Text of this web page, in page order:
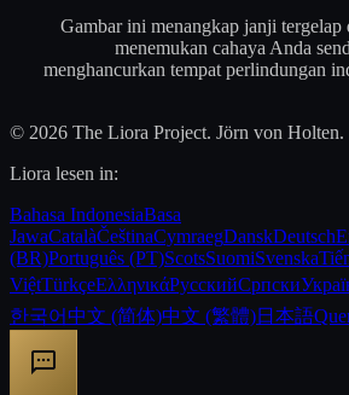
Gambar ini menangkap janji
menemukan cahaya Anda
menghancurkan tempat perlindungan
© 2026 The Liora Project. Jörn von Holten.
Liora lesen in:
Bahasa IndonesiaBasa
JawaCatalàČeštinaCymraegDanskDeutsch
(BR)Português (PT)ScotsSuomiSvenska
ViệtTürkçeΕλληνικάРусскийСрпски
한국어中文 (简体)中文 (繁體)日本語